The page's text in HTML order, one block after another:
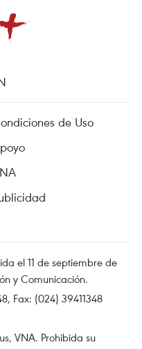
de Uso
el 11 de septiembre de
y Comunicación.
Fax: (024) 39411348
VNA. Prohibida su